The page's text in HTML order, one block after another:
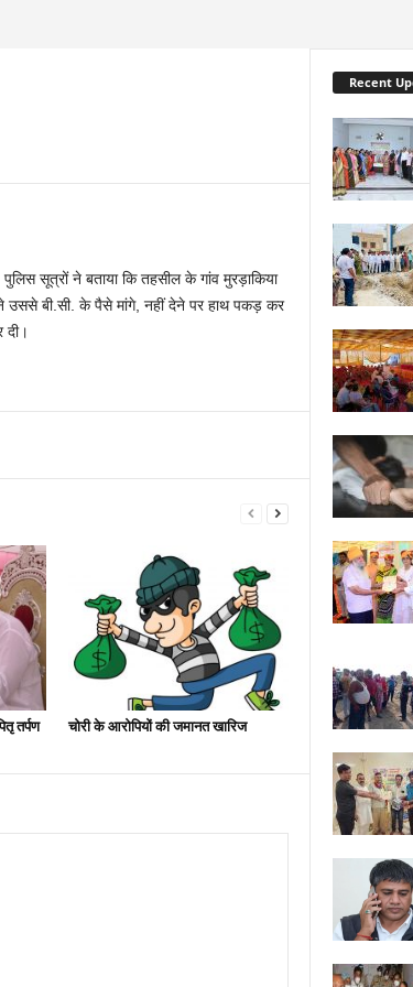
सूत्रों ने बताया कि तहसील के गांव मुरड़ाकिया
ने उससे बी.सी. के पैसे मांगे, नहीं देने पर हाथ पकड़ कर
तर्पण
चोरी के आरोपियों की जमानत खारिज
Recent